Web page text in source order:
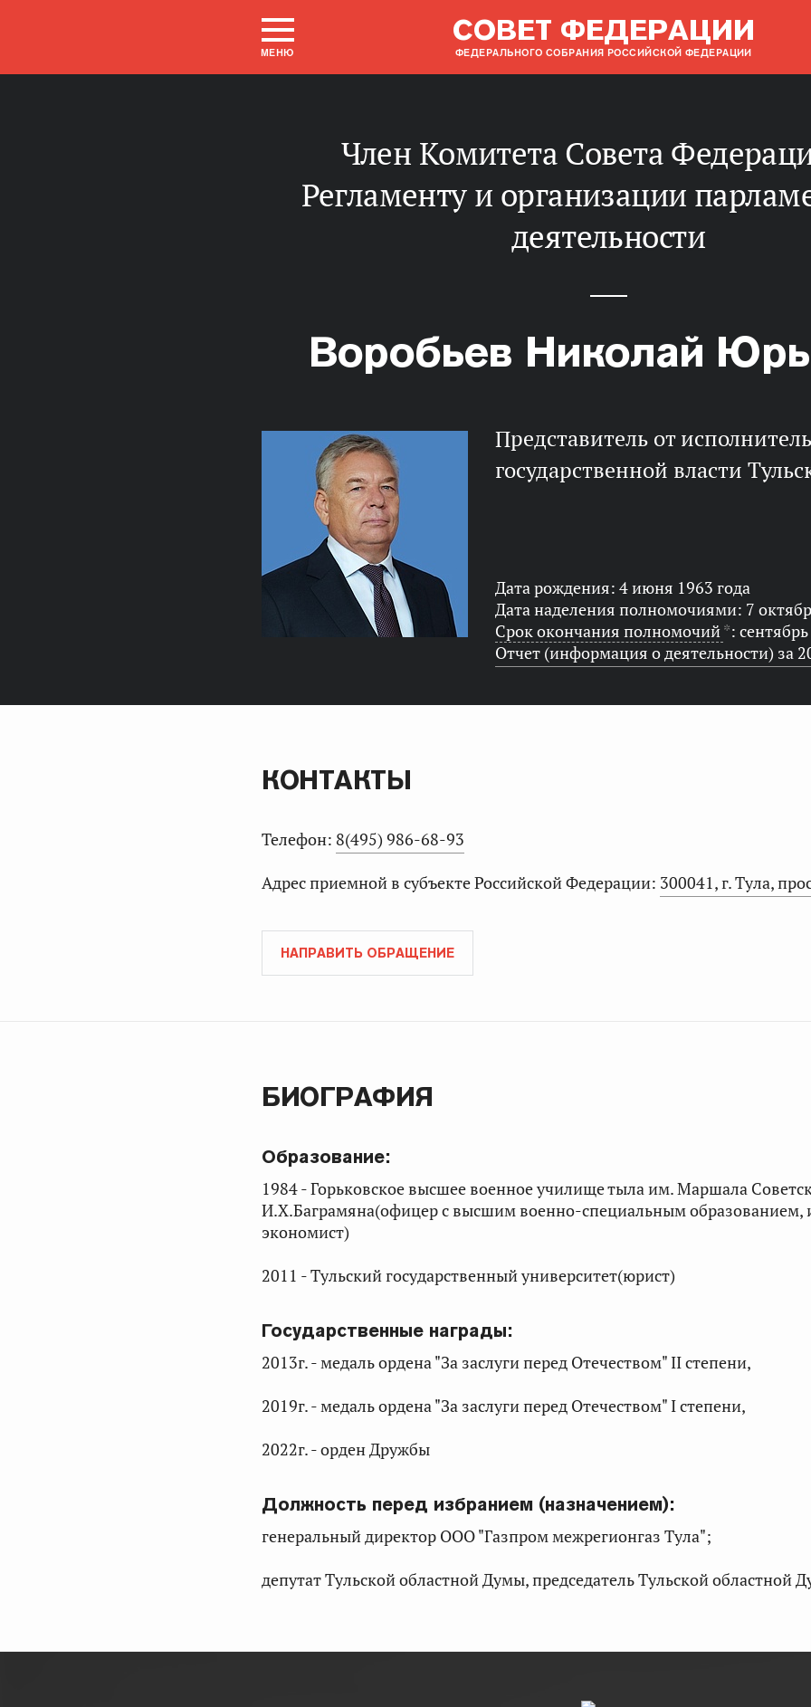
МЕНЮ
СОВЕТ ФЕДЕРАЦИИ
ФЕДЕРАЛЬНОГО СОБРАНИЯ РОССИЙСКОЙ ФЕДЕРАЦИИ
Член Комитета Совета Федерации по
Регламенту и организации
деятельности
Воробьев Николай
представитель от исполнительного органа
государственной власти
Дата рождения: 4 июня 1963 года
Дата наделения полномочиями: 7
Срок окончания полномочий*:
Отчет (информация о деятельности) за
КОНТАКТЫ
Телефон: 8(495) 986-68-93
Адрес приемной в субъекте Российской Федерации: 300041, г. Тула,
НАПРАВИТЬ ОБРАЩЕНИЕ
БИОГРАФИЯ
Образование:
1984 - Горьковское высшее военное училище тыла им. Маршала
И.Х.Баграмяна(офицер с высшим военно-специальным образованием,
экономист)
2011 - Тульский государственный университет(юрист)
Государственные награды:
2013г. - медаль ордена "За заслуги перед Отечеством" II степени,
2019г. - медаль ордена "За заслуги перед Отечеством" I степени,
2022г. - орден Дружбы
Должность перед избранием (назначением):
генеральный директор ООО "Газпром межрегионгаз Тула";
депутат Тульской областной Думы, председатель Тульской областной